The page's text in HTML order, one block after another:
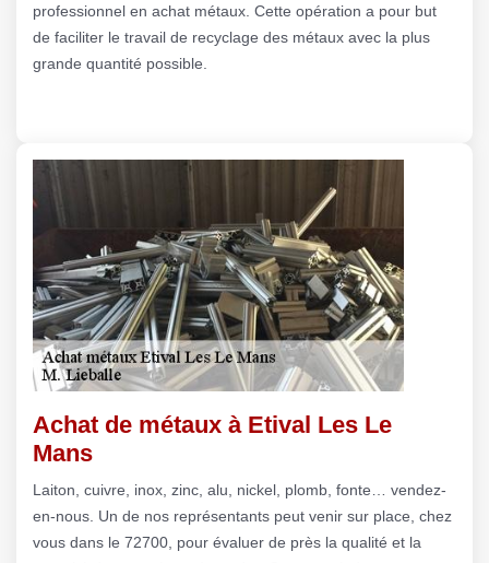
professionnel en achat métaux. Cette opération a pour but
de faciliter le travail de recyclage des métaux avec la plus
grande quantité possible.
Achat de métaux à Etival Les Le
Mans
Laiton, cuivre, inox, zinc, alu, nickel, plomb, fonte… vendez-
en-nous. Un de nos représentants peut venir sur place, chez
vous dans le 72700, pour évaluer de près la qualité et la